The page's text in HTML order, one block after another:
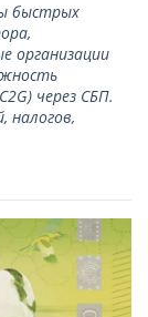
быстрых
организации
через СБП.
налогов,